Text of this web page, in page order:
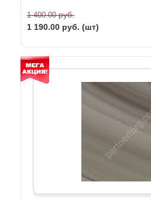
1 400.00руб.
1 190.00 руб. (шт)